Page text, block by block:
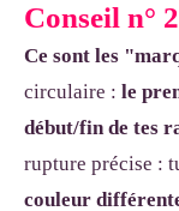
Conseil n°
Ce sont les
circulaire : le
début/fin de tes
rupture précise :
couleur